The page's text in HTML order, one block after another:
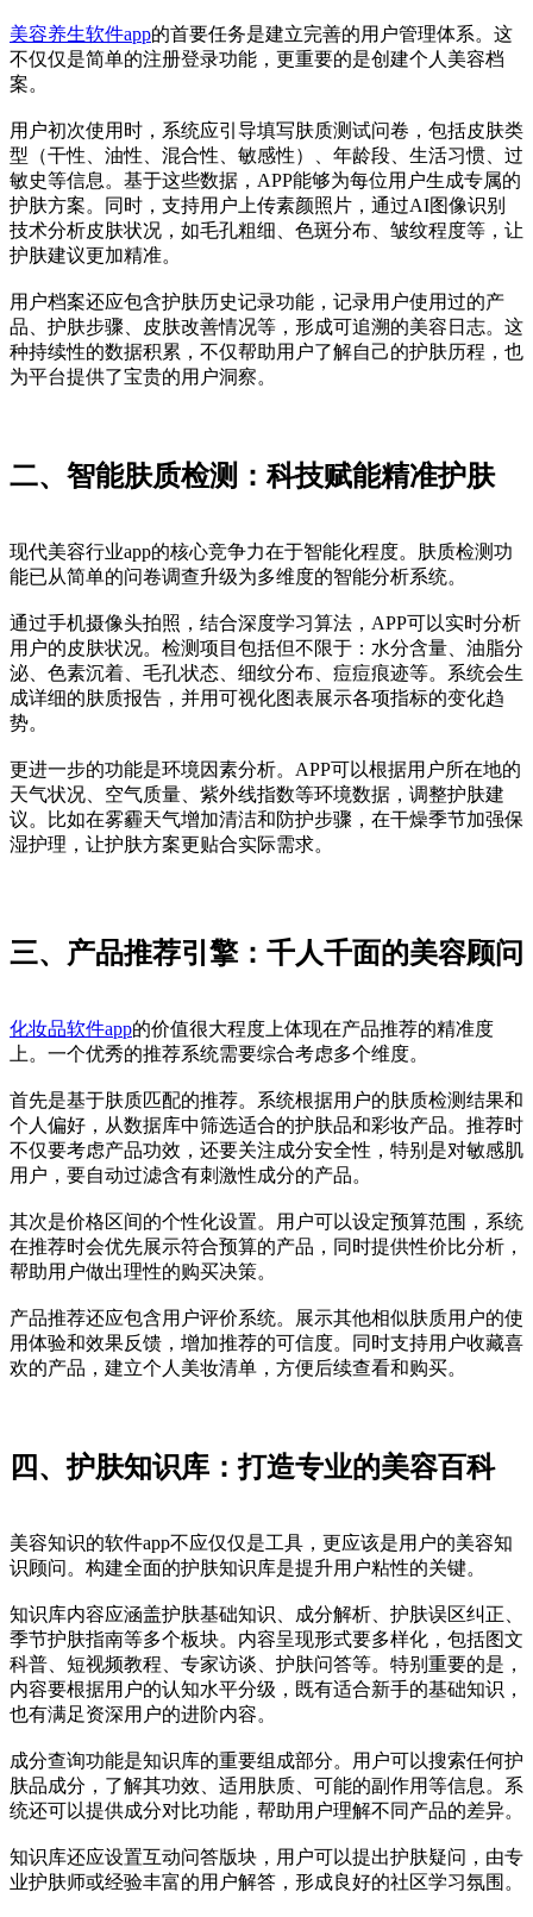
美容养生软件app的首要任务是建立完善的用户管理体系。这
不仅仅是简单的注册登录功能，更重要的是创建个人美容档
案。
用户初次使用时，系统应引导填写肤质测试问卷，包括皮肤类
型（干性、油性、混合性、敏感性）、年龄段、生活习惯、过
敏史等信息。基于这些数据，APP能够为每位用户生成专属的
护肤方案。同时，支持用户上传素颜照片，通过AI图像识别
技术分析皮肤状况，如毛孔粗细、色斑分布、皱纹程度等，让
护肤建议更加精准。
用户档案还应包含护肤历史记录功能，记录用户使用过的产
品、护肤步骤、皮肤改善情况等，形成可追溯的美容日志。这
种持续性的数据积累，不仅帮助用户了解自己的护肤历程，也
为平台提供了宝贵的用户洞察。
二、智能肤质检测：科技赋能精准护肤
现代美容行业app的核心竞争力在于智能化程度。肤质检测功
能已从简单的问卷调查升级为多维度的智能分析系统。
通过手机摄像头拍照，结合深度学习算法，APP可以实时分析
用户的皮肤状况。检测项目包括但不限于：水分含量、油脂分
泌、色素沉着、毛孔状态、细纹分布、痘痘痕迹等。系统会生
成详细的肤质报告，并用可视化图表展示各项指标的变化趋
势。
更进一步的功能是环境因素分析。APP可以根据用户所在地的
天气状况、空气质量、紫外线指数等环境数据，调整护肤建
议。比如在雾霾天气增加清洁和防护步骤，在干燥季节加强保
湿护理，让护肤方案更贴合实际需求。
三、产品推荐引擎：千人千面的美容顾问
化妆品软件app的价值很大程度上体现在产品推荐的精准度
上。一个优秀的推荐系统需要综合考虑多个维度。
首先是基于肤质匹配的推荐。系统根据用户的肤质检测结果和
个人偏好，从数据库中筛选适合的护肤品和彩妆产品。推荐时
不仅要考虑产品功效，还要关注成分安全性，特别是对敏感肌
用户，要自动过滤含有刺激性成分的产品。
其次是价格区间的个性化设置。用户可以设定预算范围，系统
在推荐时会优先展示符合预算的产品，同时提供性价比分析，
帮助用户做出理性的购买决策。
产品推荐还应包含用户评价系统。展示其他相似肤质用户的使
用体验和效果反馈，增加推荐的可信度。同时支持用户收藏喜
欢的产品，建立个人美妆清单，方便后续查看和购买。
四、护肤知识库：打造专业的美容百科
美容知识的软件app不应仅仅是工具，更应该是用户的美容知
识顾问。构建全面的护肤知识库是提升用户粘性的关键。
知识库内容应涵盖护肤基础知识、成分解析、护肤误区纠正、
季节护肤指南等多个板块。内容呈现形式要多样化，包括图文
科普、短视频教程、专家访谈、护肤问答等。特别重要的是，
内容要根据用户的认知水平分级，既有适合新手的基础知识，
也有满足资深用户的进阶内容。
成分查询功能是知识库的重要组成部分。用户可以搜索任何护
肤品成分，了解其功效、适用肤质、可能的副作用等信息。系
统还可以提供成分对比功能，帮助用户理解不同产品的差异。
知识库还应设置互动问答版块，用户可以提出护肤疑问，由专
业护肤师或经验丰富的用户解答，形成良好的社区学习氛围。